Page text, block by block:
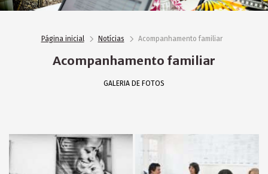
Página inicial Notícias Acompanhamento familiar
Acompanhamento familiar
GALERIA DE FOTOS